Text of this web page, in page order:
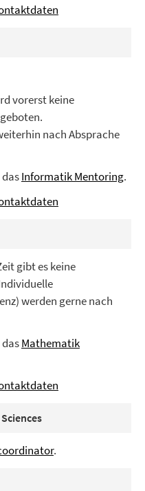
vorerst keine
nach Absprache
Informatik Mentoring.
gibt es keine
werden gerne nach
Mathematik
.